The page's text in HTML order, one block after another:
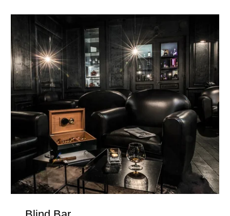
HÔTEL
CHAMBRES & SUITES